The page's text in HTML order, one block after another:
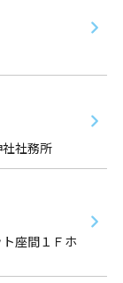
社務所
座間１Ｆホ